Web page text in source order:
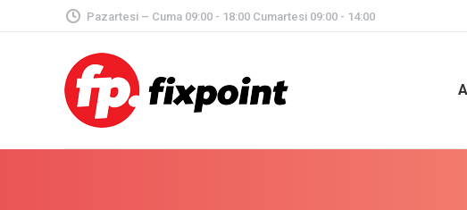
Pazartesi – Cuma 09:00 - 18:00 Cumartesi 09:00 - 14:00